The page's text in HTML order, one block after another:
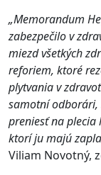
„Memorandum
zabezpečilo v
miezd všetkých
reforiem, ktoré
plytvania v
samotní odborári,
preniesť na plecia
ktorí ju majú
Viliam Novotný,